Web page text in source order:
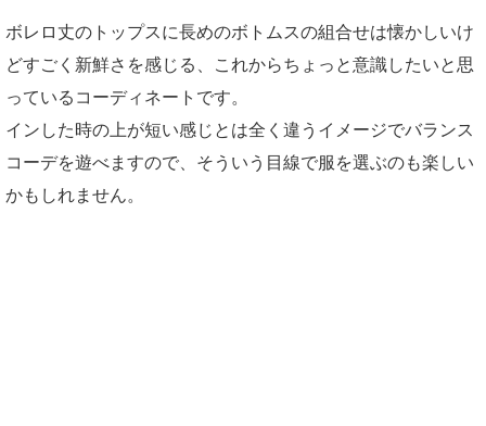
ボレロ丈のトップスに長めのボトムスの組合せは懐かしいけ
どすごく新鮮さを感じる、これからちょっと意識したいと思
っているコーディネートです。
インした時の上が短い感じとは全く違うイメージでバランス
コーデを遊べますので、そういう目線で服を選ぶのも楽しい
かもしれません。